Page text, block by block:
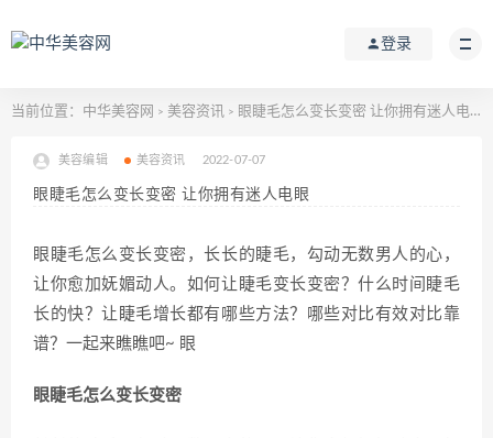
登录
当前位置： 中华美容网 > 美容资讯 > 眼睫毛怎么变长变密 让你拥有迷人电眼
美容编辑 美容资讯 2022-07-07
眼睫毛怎么变长变密 让你拥有迷人电眼
眼睫毛怎么变长变密，长长的睫毛，勾动无数男人的心，
让你愈加妩媚动人。如何让睫毛变长变密？什么时间睫毛
长的快？让睫毛增长都有哪些方法？哪些对比有效对比靠
谱？一起来瞧瞧吧~ 眼
眼睫毛怎么变长变密